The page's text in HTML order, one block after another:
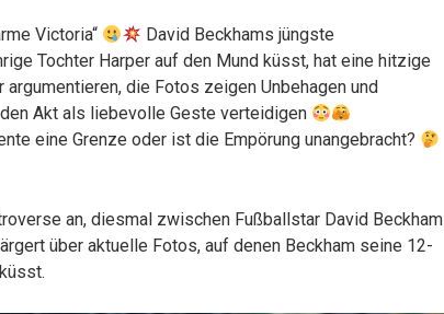
Victoria“
David Beckhams jüngste
Tochter Harper auf den Mund küsst, hat eine hitzige
argumentieren, die Fotos zeigen Unbehagen und
Akt als liebevolle Geste verteidigen
eine Grenze oder ist die Empörung unangebracht?
an, diesmal zwischen Fußballstar David Beckham
über aktuelle Fotos, auf denen Beckham seine 12-